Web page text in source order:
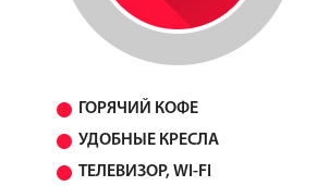
ГОРЯЧИЙ КОФЕ
УДОБНЫЕ КРЕСЛА
ТЕЛЕВИЗОР, WI-FI